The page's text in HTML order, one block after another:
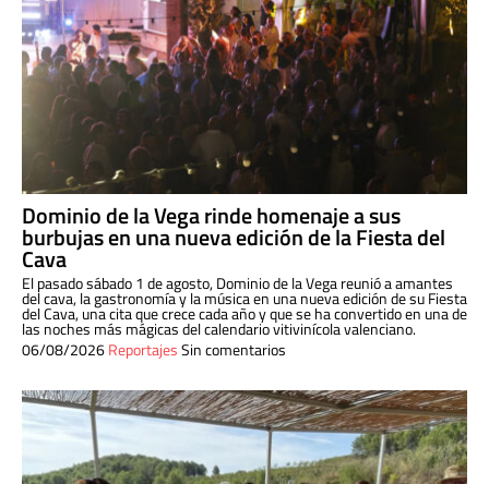
Dominio de la Vega rinde homenaje a sus
burbujas en una nueva edición de la Fiesta del
Cava
El pasado sábado 1 de agosto, Dominio de la Vega reunió a amantes
del cava, la gastronomía y la música en una nueva edición de su Fiesta
del Cava, una cita que crece cada año y que se ha convertido en una de
las noches más mágicas del calendario vitivinícola valenciano.
06/08/2026ReportajesSin comentarios